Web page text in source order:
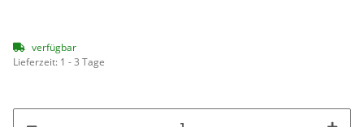
verfügbar
Lieferzeit: 1 - 3 Tage